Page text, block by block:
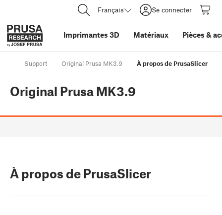
Français Se connecter
Imprimantes 3D Matériaux Pièces &
Support Original Prusa MK3.9 À propos de PrusaSlicer
Original Prusa MK3.9
À propos de PrusaSlicer